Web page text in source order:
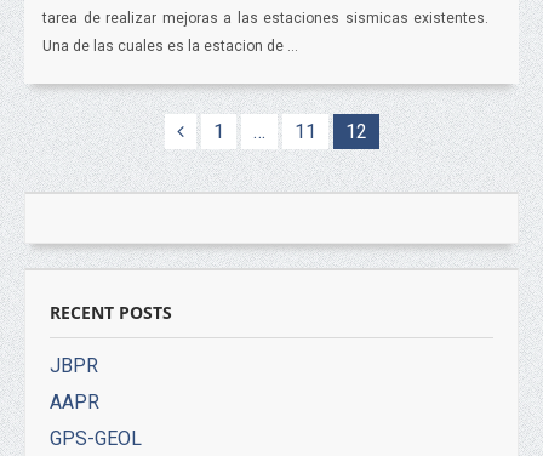
tarea de realizar mejoras a las estaciones sismicas existentes.
Una de las cuales es la estacion de ...
1 … 11 12
RECENT POSTS
JBPR
AAPR
GPS-GEOL